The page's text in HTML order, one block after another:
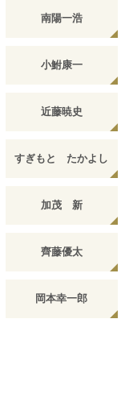
南陽一浩
小鮒康一
近藤暁史
すぎもと たかよし
加茂 新
齊藤優太
岡本幸一郎